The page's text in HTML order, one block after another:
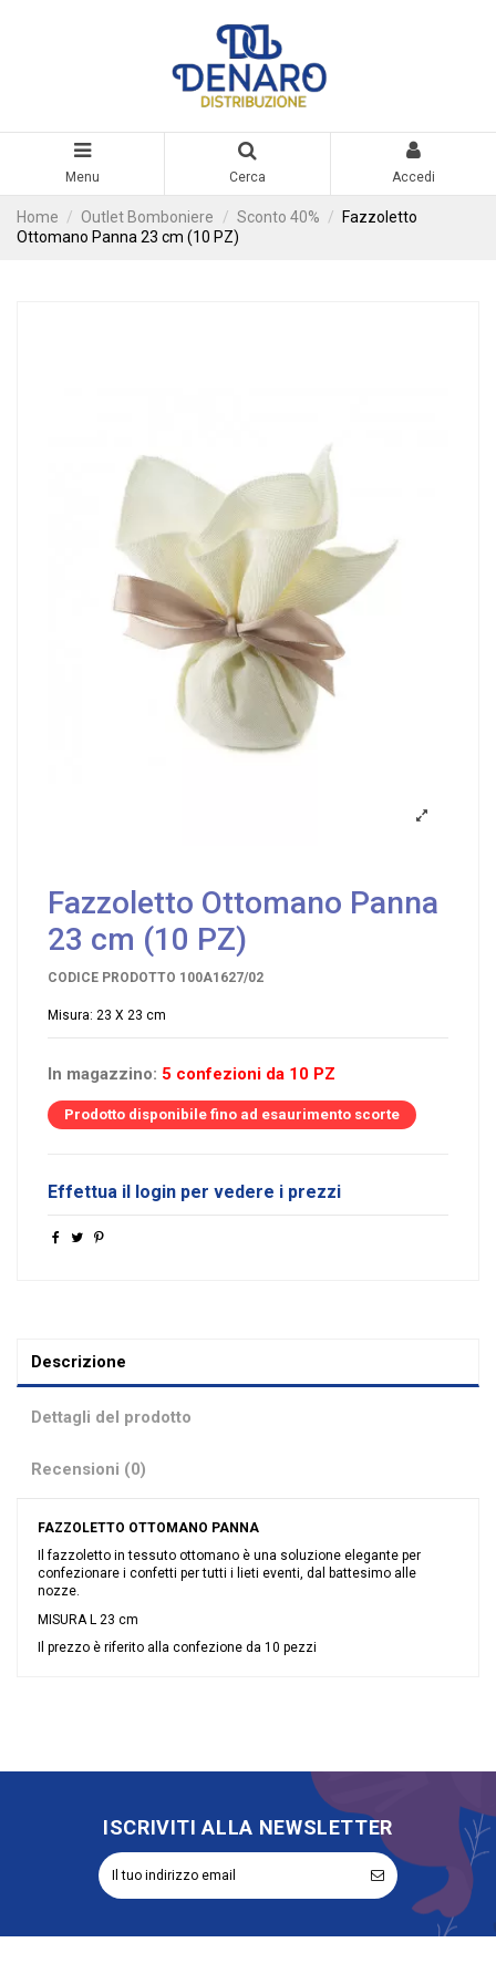
Menu Cerca Accedi
Home Outlet Bomboniere Sconto 40%
Fazzoletto
Ottomano Panna 23 cm (10 PZ)
Fazzoletto Ottomano Panna
23 cm (10 PZ)
CODICE PRODOTTO 100A1627/02
Misura: 23 X 23 cm
In magazzino: 5 confezioni da 10 PZ
Prodotto disponibile fino ad esaurimento scorte
Effettua il login per vedere i prezzi
Descrizione
Dettagli del prodotto
Recensioni (0)
FAZZOLETTO OTTOMANO PANNA
Il fazzoletto in tessuto ottomano è una soluzione elegante per
confezionare i confetti per tutti i lieti eventi, dal battesimo alle
nozze.
MISURA L 23 cm
Il prezzo è riferito alla confezione da 10 pezzi
ISCRIVITI ALLA NEWSLETTER